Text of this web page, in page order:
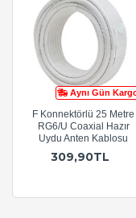
Aynı Gün
F Konnektörlü 25 Metre
RG6/U Coaxial Hazır
Uydu Anten Kablosu
309,90TL